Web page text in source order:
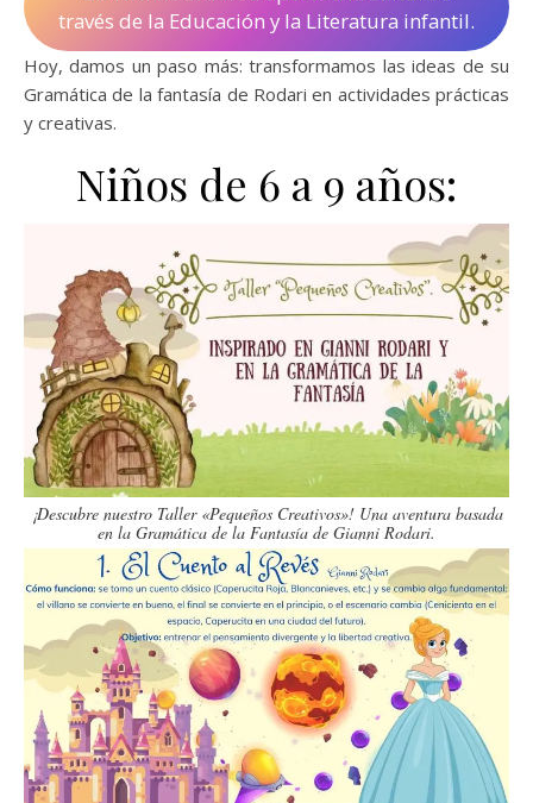
través de la Educación y la Literatura infantil.
Hoy, damos un paso más: transformamos las ideas de su
Gramática de la fantasía de Rodari en actividades prácticas
y creativas.
Niños de 6 a 9 años:
¡Descubre nuestro Taller «Pequeños Creativos»! Una aventura basada
en la Gramática de la Fantasía de Gianni Rodari.